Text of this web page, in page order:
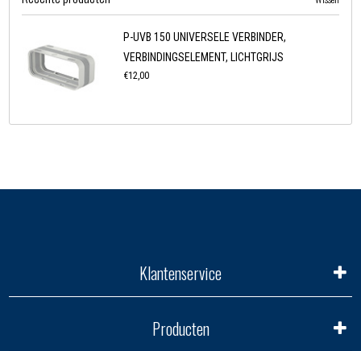
P-UVB 150 UNIVERSELE VERBINDER,
VERBINDINGSELEMENT, LICHTGRIJS
€12,00
Klantenservice
Producten